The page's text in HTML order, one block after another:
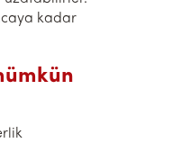
kadar